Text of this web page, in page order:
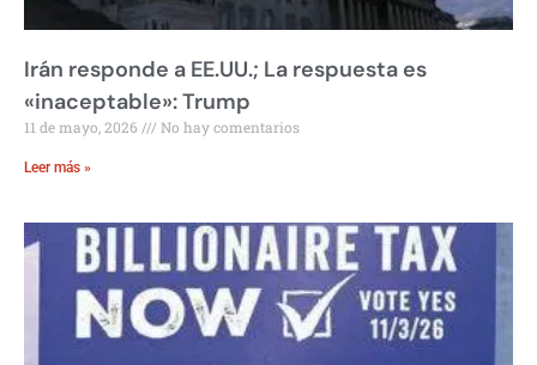
Irán responde a EE.UU.; La respuesta es
«inaceptable»: Trump
11 de mayo, 2026 No hay comentarios
Leer más »